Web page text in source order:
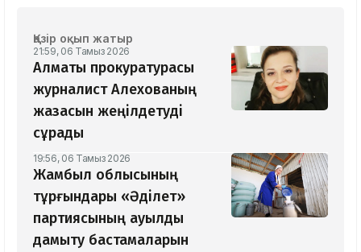
Қазір оқып жатыр
21:59, 06 Тамыз 2026
Алматы прокуратурасы
журналист Алехованың
жазасын жеңілдетуді
сұрады
19:56, 06 Тамыз 2026
Жамбыл облысының
тұрғындары «Әділет»
партиясының ауылды
дамыту бастамаларын